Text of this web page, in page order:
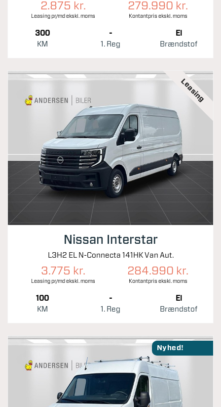
2.875 kr.
Leasing pr/md ekskl. moms
279.990 kr.
Kontantpris ekskl. moms
300
KM
-
1. Reg
El
Brændstof
Leasing
Nissan Interstar
L3H2 EL N-Connecta 141HK Van Aut.
3.775 kr.
Leasing pr/md ekskl. moms
284.990 kr.
Kontantpris ekskl. moms
100
KM
-
1. Reg
El
Brændstof
Nyhed!